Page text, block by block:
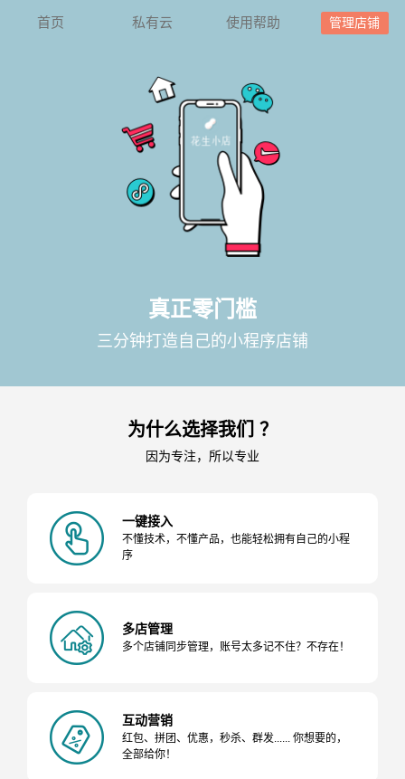
首页 私有云 使用帮助 管理店铺
真正零门槛
三分钟打造自己的小程序店铺
为什么选择我们 ？
因为专注，所以专业
一键接入
不懂技术，不懂产品，也能轻松拥有自己的小程
序
多店管理
多个店铺同步管理，账号太多记不住？不存在！
互动营销
红包、拼团、优惠，秒杀、群发...... 你想要的，
全部给你！